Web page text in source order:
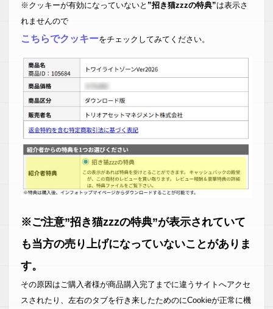
※クッキーが有効になっていないと ”招き猫zzzの特典”は表示さ
れませんので
こちらでクッキーをチェックしてみてください。
※ご注意”招き猫zzzの特典”が表示されていて
も当方の売り上げになっていないことがありま
す。
その原因はご購入者様が商品購入完了までに違うサイトへアクセ
スされたり、左右のタブを行き来したためのにCookieが正常に機